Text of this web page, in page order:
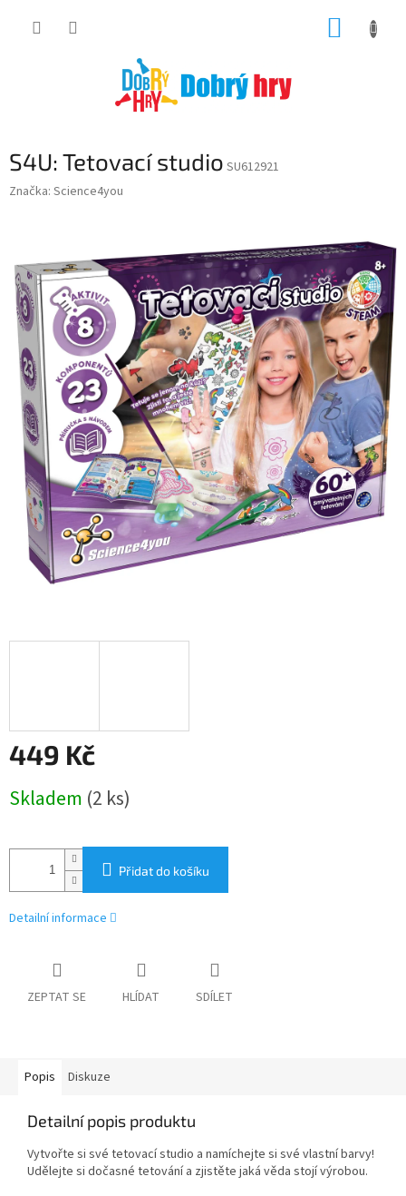
S4U: Tetovací studio SU612921
Značka: Science4you
449 Kč
cena:
Skladem (2 ks)
Přidat do košíku
Detailní informace
ZEPTAT SE HLÍDAT SDÍLET
Popis Diskuze
Detailní popis produktu
Vytvořte si své tetovací studio a namíchejte si své vlastní barvy!
Udělejte si dočasné tetování a zjistěte jaká věda stojí výrobou.